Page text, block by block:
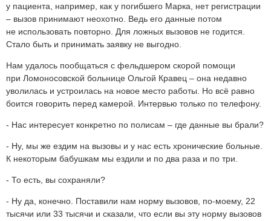
у пациента, например, как у погибшего Марка, нет регистрации
– вызов принимают неохотно. Ведь его данные потом
не использовать повторно. Для ложных вызовов не годится.
Стало быть и принимать заявку не выгодно.
Нам удалось пообщаться с фельдшером скорой помощи
при Ломоносовской больнице Ольгой Кравец – она недавно
уволилась и устроилась на новое место работы. Но всё равно
боится говорить перед камерой. Интервью только по телефону.
- Нас интересует конкретно по полисам – где данные вы брали?
- Ну, мы же ездим на вызовы и у нас есть хронические больные.
К некоторым бабушкам мы ездили и по два раза и по три.
- То есть, вы сохраняли?
- Ну да, конечно. Поставили нам норму вызовов, по-моему, 22
тысячи или 33 тысячи и сказали, что если вы эту норму вызовов